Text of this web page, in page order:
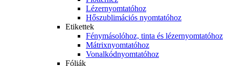
Lézernyomtatóhoz
Hőszublimációs nyomtatóhoz
Etikettek
Fénymásolóhoz, tinta és lézernyomtatóhoz
Mátrixnyomtatóhoz
Vonalkódnyomtatóhoz
Fóliák